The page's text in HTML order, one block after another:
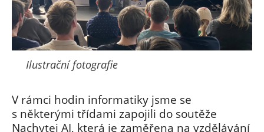
Ilustrační fotografie
V rámci hodin informatiky jsme se
s některými třídami zapojili do soutěže
Nachytej AI, která je zaměřena na vzdělávání